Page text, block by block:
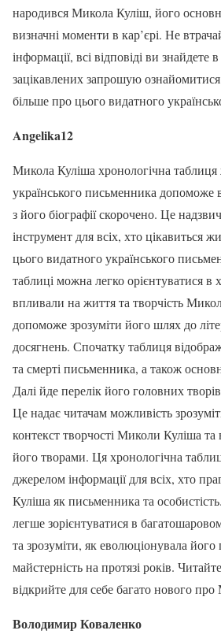
народився Микола Куліш, його
визначні моменти в кар’єрі. Не
інформації, всі відповіді ви знайдете
зацікавлених запрошую ознайомитися
більше про цього видатного
Angelika12
Микола Куліша хронологічна таблиця
українського письменника допоможе
з його біографії скорочено. Це
інструмент для всіх, хто цікавиться
цього видатного українського
таблиці можна легко орієнтуватися в
впливали на життя та творчість
допоможе зрозуміти його шлях до
досягнень. Спочатку таблиця
та смерті письменника, а також
Далі йде перелік його головних
Це надає читачам можливість
контекст творчості Миколи Куліша та
його творами. Ця хронологічна
джерелом інформації для всіх, хто
Куліша як письменника та
легше зорієнтуватися в
та зрозуміти, як еволюціонувала
майстерність на протязі років.
відкрийте для себе багато нового
Володимир Коваленко